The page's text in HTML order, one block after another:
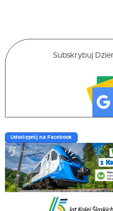
Subskrybuj
Udostępnij na Facebook